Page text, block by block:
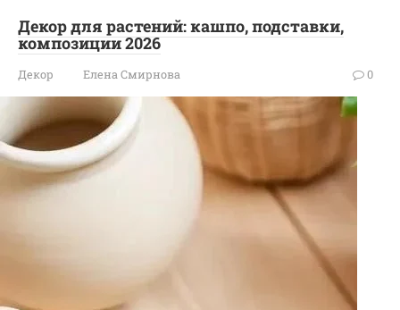
Декор для растений: кашпо, подставки,
композиции 2026
Декор Елена Смирнова 0